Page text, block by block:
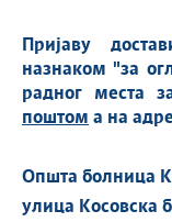
Пријаву
назнаком "за
радног места
поштом а на
Општа болница
улица Косовска